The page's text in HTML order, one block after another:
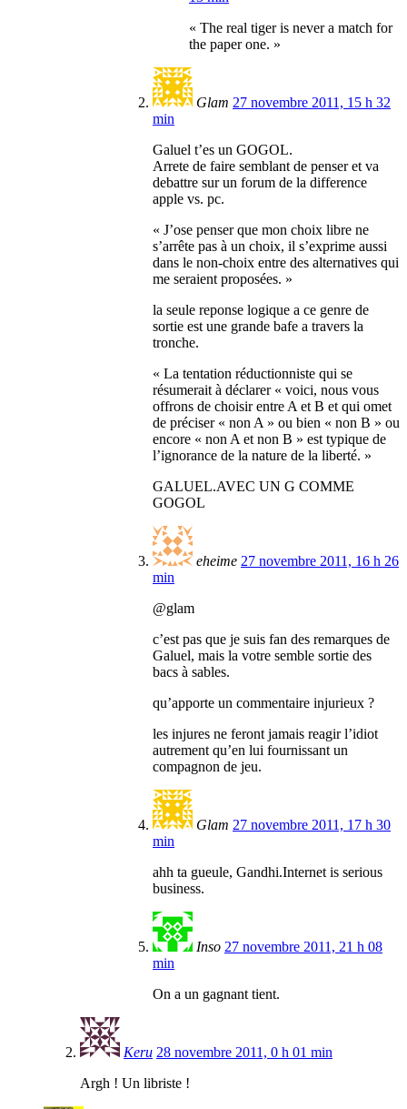
« The real tiger is never a match for
the paper one. »
Glam 27 novembre 2011, 15 h 32
min
Galuel t’es un GOGOL.
Arrete de faire semblant de penser et va
debattre sur un forum de la difference
apple vs. pc.
« J’ose penser que mon choix libre ne
s’arrête pas à un choix, il s’exprime aussi
dans le non-choix entre des alternatives qui
me seraient proposées. »
la seule reponse logique a ce genre de
sortie est une grande bafe a travers la
tronche.
« La tentation réductionniste qui se
résumerait à déclarer « voici, nous vous
offrons de choisir entre A et B et qui omet
de préciser « non A » ou bien « non B » ou
encore « non A et non B » est typique de
l’ignorance de la nature de la liberté. »
GALUEL.AVEC UN G COMME
GOGOL
eheime 27 novembre 2011, 16 h 26
min
@glam
c’est pas que je suis fan des remarques de
Galuel, mais la votre semble sortie des
bacs à sables.
qu’apporte un commentaire injurieux ?
les injures ne feront jamais reagir l’idiot
autrement qu’en lui fournissant un
compagnon de jeu.
Glam 27 novembre 2011, 17 h 30
min
ahh ta gueule, Gandhi.Internet is serious
business.
Inso 27 novembre 2011, 21 h 08
min
On a un gagnant tient.
Keru 28 novembre 2011, 0 h 01 min
Argh ! Un libriste !